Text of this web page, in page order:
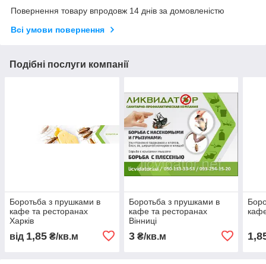
Повернення товару впродовж 14 днів за домовленістю
Всі умови повернення
Подібні послуги компанії
Боротьба з прушками в
кафе та ресторанах
Харків
від 1,85 ₴/кв.м
Боротьба з прушками в
кафе та ресторанах
Вінниці
3₴/кв.м